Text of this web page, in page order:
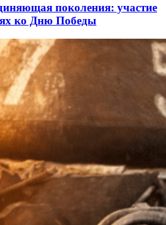
поколения: участие
ко Дню Победы